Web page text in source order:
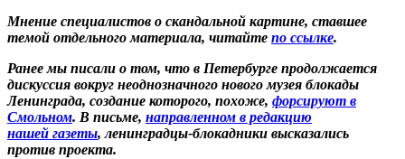
Мнение специалистов о скандальной картине, ставшее
темой отдельного материала, читайте по ссылке.
Ранее мы писали о том, что в Петербурге продолжается
дискуссия вокруг неоднозначного нового музея блокады
Ленинграда, создание которого, похоже, форсируют в
Смольном. В письме, направленном в редакцию
нашей газеты, ленинградцы-блокадники высказались
против проекта.